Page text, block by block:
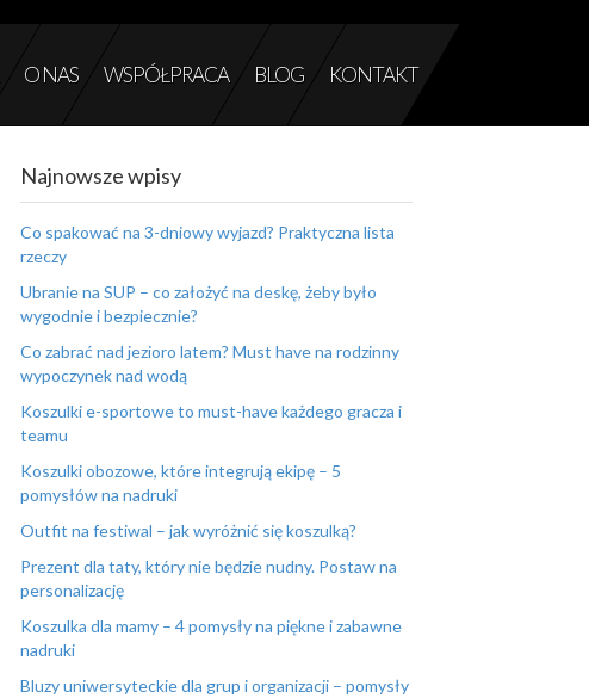
O NAS WSPÓŁPRACA BLOG KONTAKT
Najnowsze wpisy
Co spakować na 3-dniowy wyjazd? Praktyczna lista
rzeczy
Ubranie na SUP – co założyć na deskę, żeby było
wygodnie i bezpiecznie?
Co zabrać nad jezioro latem? Must have na rodzinny
wypoczynek nad wodą
Koszulki e-sportowe to must-have każdego gracza i
teamu
Koszulki obozowe, które integrują ekipę – 5
pomysłów na nadruki
Outfit na festiwal – jak wyróżnić się koszulką?
Prezent dla taty, który nie będzie nudny. Postaw na
personalizację
Koszulka dla mamy – 4 pomysły na piękne i zabawne
nadruki
Bluzy uniwersyteckie dla grup i organizacji – pomysły